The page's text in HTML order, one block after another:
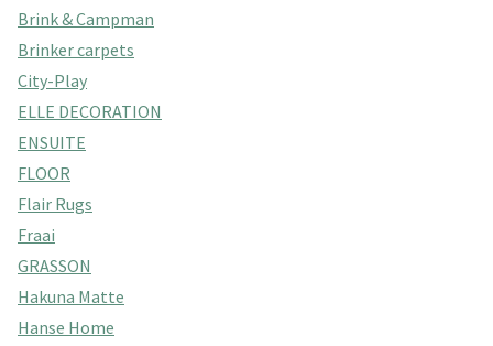
Brink & Campman
Brinker carpets
City-Play
ELLE DECORATION
ENSUITE
FLOOR
Flair Rugs
Fraai
GRASSON
Hakuna Matte
Hanse Home